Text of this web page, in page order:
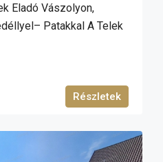
Eladó Vászolyon,
Patakkal A Telek
Részletek